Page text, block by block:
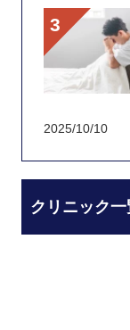
2025/10/10
クリニック一